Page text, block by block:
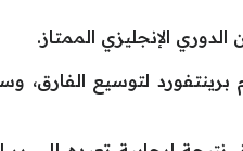
الأخير أمام برينتفورد